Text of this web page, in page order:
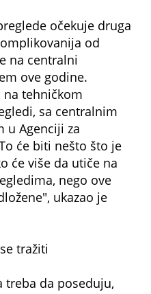
očekuje druga
od
na centralni
ove godine.
na tehničkom
sa centralnim
u Agenciji za
će biti nešto što je
će više da utiče na
nego ove
ukazao je
tražiti
treba da poseduju,